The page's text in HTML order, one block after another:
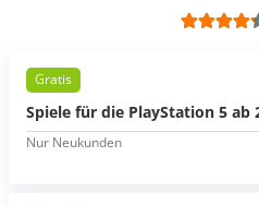
Gratis
Spiele für die PlayStation 5 ab
Nur Neukunden